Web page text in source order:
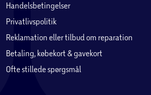
Handelsbetingelser
Privatlivspolitik
Reklamation eller tilbud om reparation
Betaling, købekort & gavekort
Ofte stillede spørgsmål